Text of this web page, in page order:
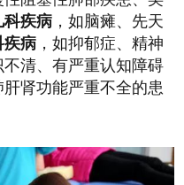
科疾病 ，如脑瘫、先天
疾病 ，如抑郁症、精神
清、有严重认知障碍
肾功能严重不全的患